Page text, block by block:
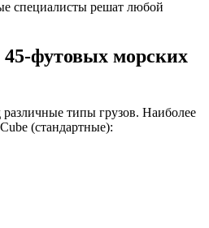
специалисты решат любой
футовых морских
типы грузов. Наиболее
(стандартные):